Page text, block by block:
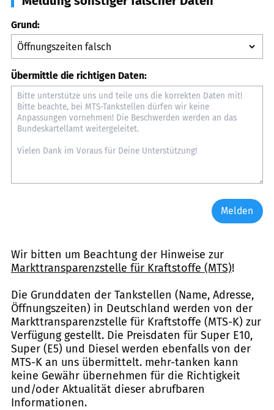
Grund:
Übermittle die richtigen Daten:
Melden
Wir bitten um Beachtung der Hinweise zur
Markttransparenzstelle für Kraftstoffe (MTS)!
Die Grunddaten der Tankstellen (Name, Adresse,
Öffnungszeiten) in Deutschland werden von der
Markttransparenzstelle für Kraftstoffe (MTS-K) zur
Verfügung gestellt. Die Preisdaten für Super E10,
Super (E5) und Diesel werden ebenfalls von der
MTS-K an uns übermittelt. mehr-tanken kann
keine Gewähr übernehmen für die Richtigkeit
und/oder Aktualität dieser abrufbaren
Informationen.